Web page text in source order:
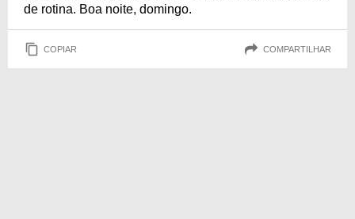
de rotina. Boa noite, domingo.
COPIAR COMPARTILHAR